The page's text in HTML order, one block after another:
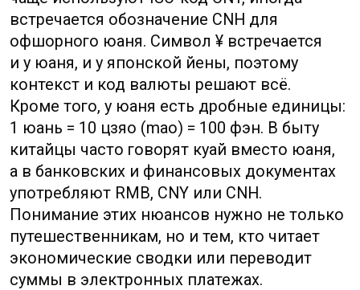
Дальше в статье мы подробно разберём,
где и почему появляются разные
обозначения, как отличить CNY от CNH, как
правильно читать цены и банковские
документы, а также приведём простые
правила, которые помогут избежать
ошибок при обмене валют, покупках
и анализе финансовых новостей.
Оглавление
Юань и жэньминьби: как расшифровать
обозначения китайской валюты и
навсегда избежать путаницы
Валюта Китая: юань и жэньминьби —
основные понятия
Исторические и политические корни
обозначений валюты в КНР
Международные коды и символы: CNY,